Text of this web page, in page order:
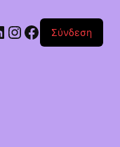
Instagram
Facebook
Σύνδεση